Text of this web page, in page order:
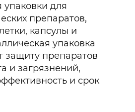
упаковки для
препаратов,
капсулы и
упаковка
защиту препаратов
и загрязнений,
и срок